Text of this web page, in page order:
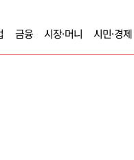
금융 시장·머니 시민·경제